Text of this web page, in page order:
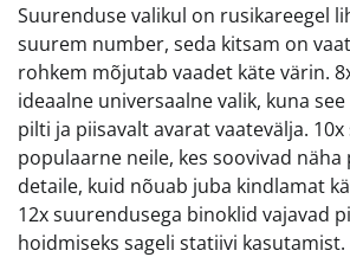
Suurenduse valikul on rusikareegel
suurem number, seda kitsam on
rohkem mõjutab vaadet käte värin.
ideaalne universaalne valik, kuna
pilti ja piisavalt avarat vaatevälja.
populaarne neile, kes soovivad
detaile, kuid nõuab juba kindlamat
12x suurendusega binoklid vajavad
hoidmiseks sageli statiivi kasutamist.